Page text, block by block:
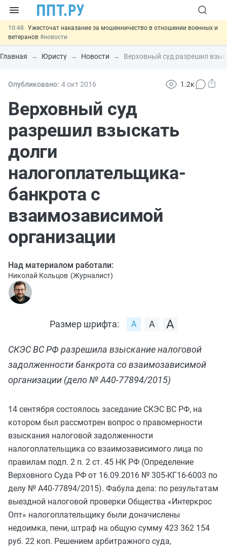
10:48
Ужесточат наказание за мошенничество в отношении военных и
ветеранов #новости
10:00 Введут маркировку и идентификацию игроков в видеоиграх
#новости
00:01
7 августа: важные документы, вступающие в силу сегодня
06.08
Обеспечительный платёж СПОТ могут заменить
банковской гарантией #новости
Главная Юристу Новости Верховный суд разрешил
Опубликовано: 4 окт2016 1.2к
Верховный суд
разрешил взыскать
долги
налогоплательщика-
банкрота с
взаимозависимой
организации
Над материалом работали:
Николай Кольцов (Журналист)
Размер шрифта:
СКЭС ВС РФ разрешила взыскание налоговой
задолженности банкрота со взаимозависимой
организации (дело № А40-77894/2015)
14 сентября состоялось заседание СКЭС ВС РФ, на
котором был рассмотрен вопрос о правомерности
взыскания налоговой задолженности
налогоплательщика со взаимозависимого лица по
правилам подп. 2 п. 2 ст. 45 НК РФ (Определение
Верховного Суда РФ от 16.09.2016 № 305-КГ16-6003 по
делу № А40-77894/2015). Фабула дела: по результатам
выездной налоговой проверки Общества «Интеркрос
Опт» налогоплательщику были доначислены
недоимка, пени, штраф на общую сумму 423 362 154
руб. 22 коп. Решением арбитражного суда,